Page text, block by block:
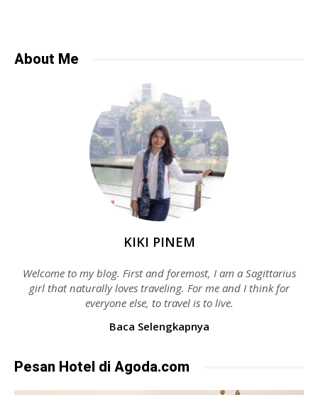
About Me
KIKI PINEM
Welcome to my blog. First and foremost, I am a Sagittarius
girl that naturally loves traveling. For me and I think for
everyone else, to travel is to live.
Baca Selengkapnya
Pesan Hotel di Agoda.com